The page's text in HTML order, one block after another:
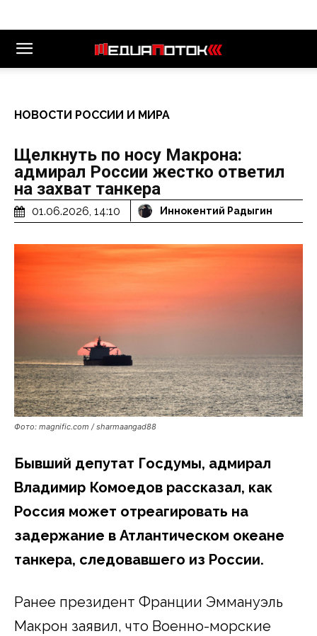
НОВОСТИ РОССИИ И МИРА
Щелкнуть по носу Макрона:
адмирал России жестко ответил
на захват танкера
01.06.2026, 14:10 Иннокентий Радыгин
Фото: magnific.com / sharmaangad88
Бывший депутат Госдумы, адмирал
Владимир Комоедов рассказал, как
Россия может отреагировать на
задержание в Атлантическом океане
танкера, следовавшего из России.
Ранее президент Франции Эммануэль
Макрон заявил, что Военно-морские